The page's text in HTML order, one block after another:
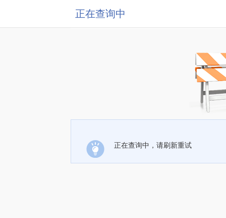
正在查询中
正在查询中，请刷新重试